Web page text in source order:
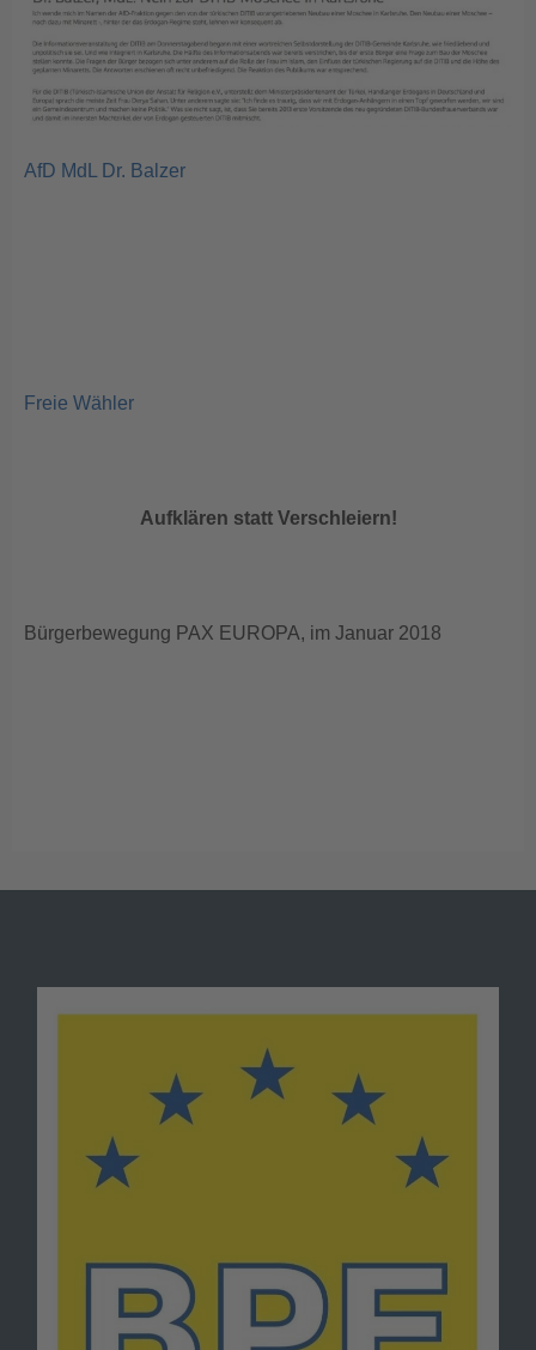
AfD MdL Dr. Balzer
Freie Wähler
Aufklären statt Verschleiern!
Bürgerbewegung PAX EUROPA, im Januar 2018